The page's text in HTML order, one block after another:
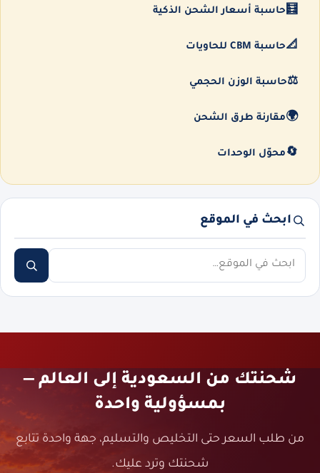
🧮 حاسبة أسعار الشحن الذكية
📐حاسبة CBM للحاويات
⚖️حاسبة الوزن الحجمي
🌍مقارنة طرق الشحن
🔄 محوّل الوحدات
ابحث في الموقع
ابحث
شحنتك من السعودية إلى العالم —
بمسؤولية واحدة
من طلب السعر حتى التخليص والتسليم، جهة واحدة تتابع
شحنتك وترد عليك.